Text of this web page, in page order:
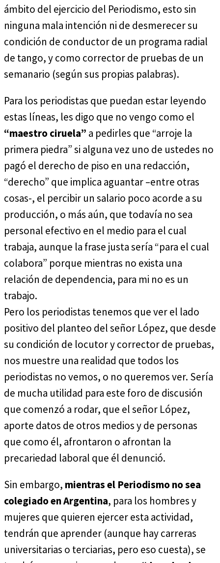
ámbito del ejercicio del Periodismo, esto sin
ninguna mala intención ni de desmerecer su
condición de conductor de un programa radial
de tango, y como corrector de pruebas de un
semanario (según sus propias palabras).
Para los periodistas que puedan estar leyendo
estas líneas, les digo que no vengo como el
“maestro ciruela” a pedirles que “arroje la
primera piedra” si alguna vez uno de ustedes no
pagó el derecho de piso en una redacción,
“derecho” que implica aguantar –entre otras
cosas-, el percibir un salario poco acorde a su
producción, o más aún, que todavía no sea
personal efectivo en el medio para el cual
trabaja, aunque la frase justa sería “para el cual
colabora” porque mientras no exista una
relación de dependencia, para mi no es un
trabajo.
Pero los periodistas tenemos que ver el lado
positivo del planteo del señor López, que desde
su condición de locutor y corrector de pruebas,
nos muestre una realidad que todos los
periodistas no vemos, o no queremos ver. Sería
de mucha utilidad para este foro de discusión
que comenzó a rodar, que el señor López,
aporte datos de otros medios y de personas
que como él, afrontaron o afrontan la
precariedad laboral que él denunció.
Sin embargo, mientras el Periodismo no sea
colegiado en Argentina, para los hombres y
mujeres que quieren ejercer esta actividad,
tendrán que aprender (aunque hay carreras
universitarias o terciarias, pero eso cuesta), se